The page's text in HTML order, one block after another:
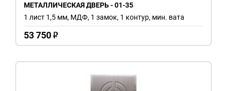
МЕТАЛЛИЧЕСКАЯ ДВЕРЬ - 01-35
53 750 o
1 лист 1,5 мм, МДФ, 1 замок, 1 контур, мин. вата